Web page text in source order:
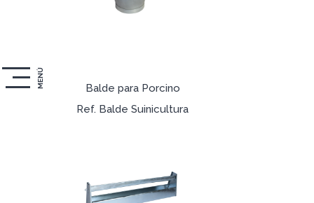
MENÚ
Balde para Porcino
Ref. Balde Suinicultura